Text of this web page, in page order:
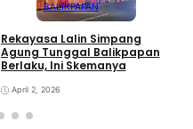
BALIKPAPAN
Rekayasa Lalin Simpang
Agung Tunggal Balikpapan
Berlaku, Ini Skemanya
April 2, 2026